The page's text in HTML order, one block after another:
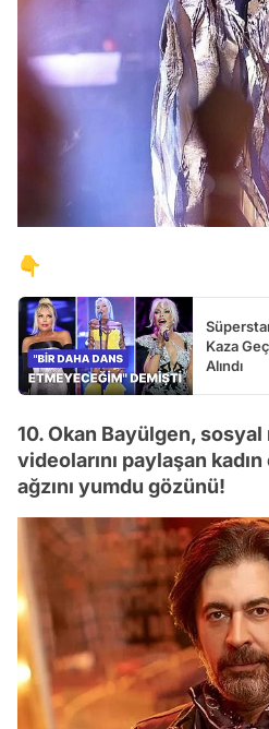
👇
Kaza
Alındı
10. Okan Bayülgen,
videolarını paylaşan
ağzını yumdu gözünü!